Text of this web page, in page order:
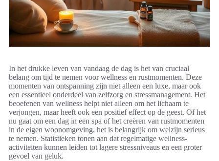
In het drukke leven van vandaag de dag is het van cruciaal
belang om tijd te nemen voor wellness en rustmomenten. Deze
momenten van ontspanning zijn niet alleen een luxe, maar ook
een essentieel onderdeel van zelfzorg en stressmanagement. Het
beoefenen van wellness helpt niet alleen om het lichaam te
verjongen, maar heeft ook een positief effect op de geest. Of het
nu gaat om een dag in een spa of het creëren van rustmomenten
in de eigen woonomgeving, het is belangrijk om welzijn serieus
te nemen. Statistieken tonen aan dat regelmatige wellness-
activiteiten kunnen leiden tot lagere stressniveaus en een groter
gevoel van geluk.